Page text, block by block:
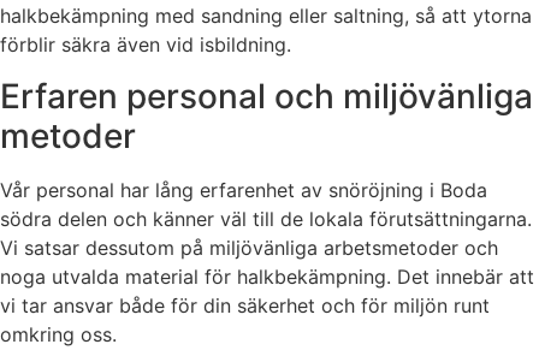
halkbekämpning med sandning eller saltning, så att ytorna
förblir säkra även vid isbildning.
Erfaren personal och miljövänliga
metoder
Vår personal har lång erfarenhet av snöröjning i Boda
södra delen och känner väl till de lokala förutsättningarna.
Vi satsar dessutom på miljövänliga arbetsmetoder och
noga utvalda material för halkbekämpning. Det innebär att
vi tar ansvar både för din säkerhet och för miljön runt
omkring oss.